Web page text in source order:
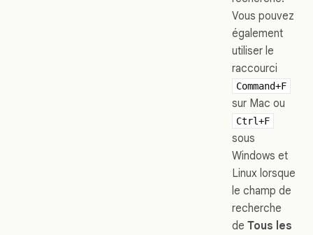
Vous pouvez
également
utiliser le
raccourci
Command+F
sur Mac ou
Ctrl+F
sous
Windows et
Linux lorsque
le champ de
recherche
de Tous les